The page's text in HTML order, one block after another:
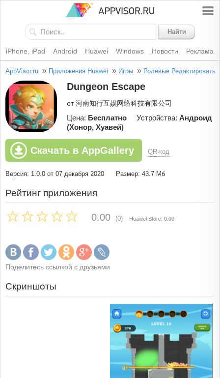
Найти
iPhone, iPad Android Huawei Windows Новости Реклама
AppVisor.ru » Приложения Huawei » Игры » Ролевые Редактировать
Dungeon Escape
от 河南知行互娱网络科技有限公司
Цена: Бесплатно Устройства: Андроид
(Хонор, Хуавей)
Скачать в AppGallery QR-код
Версия: 1.0.0 от 07 декабря 2020 Размер: 43.7 Мб
Рейтинг приложения
0.00 (0) Huawei Store: 0.00
Поделитесь ссылкой с друзьями
Скриншоты